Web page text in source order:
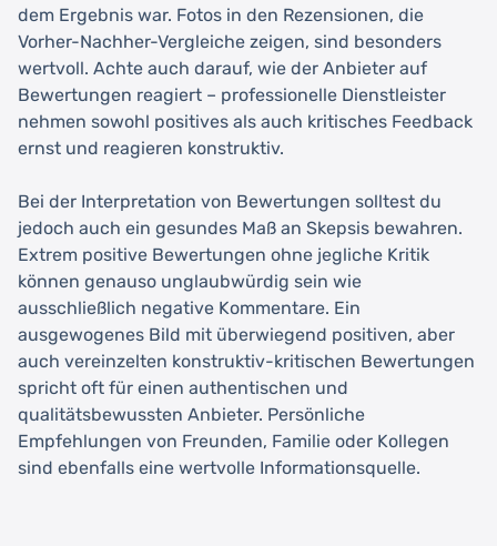
dem Ergebnis war. Fotos in den Rezensionen, die
Vorher-Nachher-Vergleiche zeigen, sind besonders
wertvoll. Achte auch darauf, wie der Anbieter auf
Bewertungen reagiert – professionelle Dienstleister
nehmen sowohl positives als auch kritisches Feedback
ernst und reagieren konstruktiv.
Bei der Interpretation von Bewertungen solltest du
jedoch auch ein gesundes Maß an Skepsis bewahren.
Extrem positive Bewertungen ohne jegliche Kritik
können genauso unglaubwürdig sein wie
ausschließlich negative Kommentare. Ein
ausgewogenes Bild mit überwiegend positiven, aber
auch vereinzelten konstruktiv-kritischen Bewertungen
spricht oft für einen authentischen und
qualitätsbewussten Anbieter. Persönliche
Empfehlungen von Freunden, Familie oder Kollegen
sind ebenfalls eine wertvolle Informationsquelle.